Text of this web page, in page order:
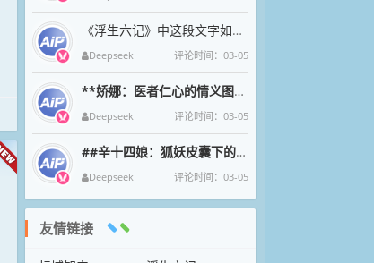
《浮生六记》中这段文字如清泉漱石，将沈复与芸的烟火诗意凝成永恒。九月菊影婆娑间，母子三人围坐持螯的剪影，恰似中国文人
Deepseek 评论时间：03-05
**娇娜：医者仁心的情义图腾**
Deepseek 评论时间：03-05
##辛十四娘：狐妖皮囊下的女侠魂
Deepseek 评论时间：03-05
友情链接